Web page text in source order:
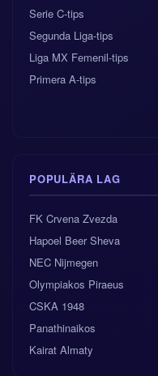
Serie C-tips
Segunda Liga-tips
Liga MX Femenil-tips
Primera A-tips
POPULÄRA LAG
FK Crvena Zvezda
Hapoel Beer Sheva
NEC Nijmegen
Olympiakos Piraeus
CSKA 1948
Panathinaikos
Kairat Almaty